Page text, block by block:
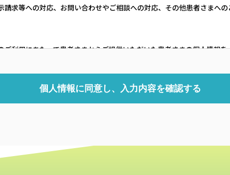
求等への対応、お問い合わせやご相談への対応、その他患者さまへの
ご利用にあたって患者さまからご提供いただいた患者さまの個人情報
運営にかかる業務、または患者さまの個人情報の利用・管理等にかかる
取り扱いについて厳正に監督・管理いたします。
報の照会および編集（訂正、追加または削除）などを希望される場合
ていただきます。